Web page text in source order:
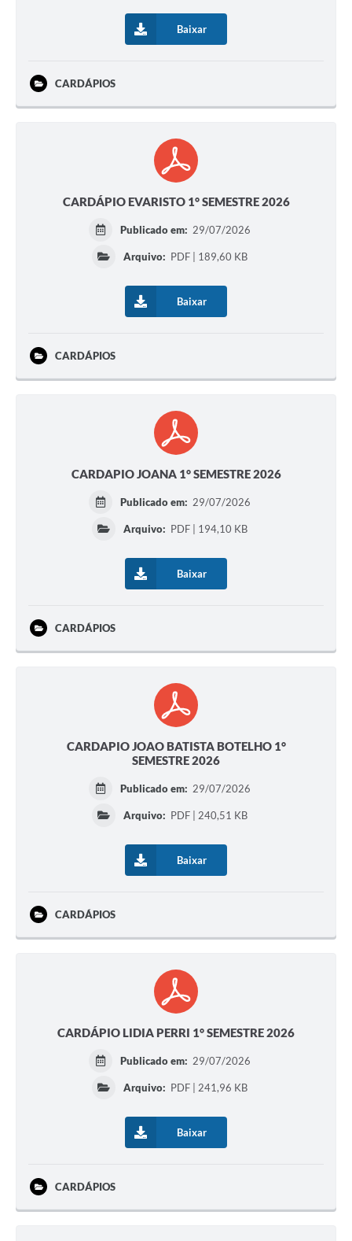
Baixar
CARDÁPIOS
CARDÁPIO EVARISTO 1° SEMESTRE 2026
Publicado em: 29/07/2026
Arquivo: PDF | 189,60 KB
Baixar
CARDÁPIOS
CARDAPIO JOANA 1° SEMESTRE 2026
Publicado em: 29/07/2026
Arquivo: PDF | 194,10 KB
Baixar
CARDÁPIOS
CARDAPIO JOAO BATISTA BOTELHO 1°
SEMESTRE 2026
Publicado em: 29/07/2026
Arquivo: PDF | 240,51 KB
Baixar
CARDÁPIOS
CARDÁPIO LIDIA PERRI 1° SEMESTRE 2026
Publicado em: 29/07/2026
Arquivo: PDF | 241,96 KB
Baixar
CARDÁPIOS